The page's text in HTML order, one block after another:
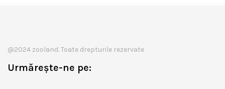
@2024 zooland. Toate drepturile rezervate
Urmărește-ne pe: